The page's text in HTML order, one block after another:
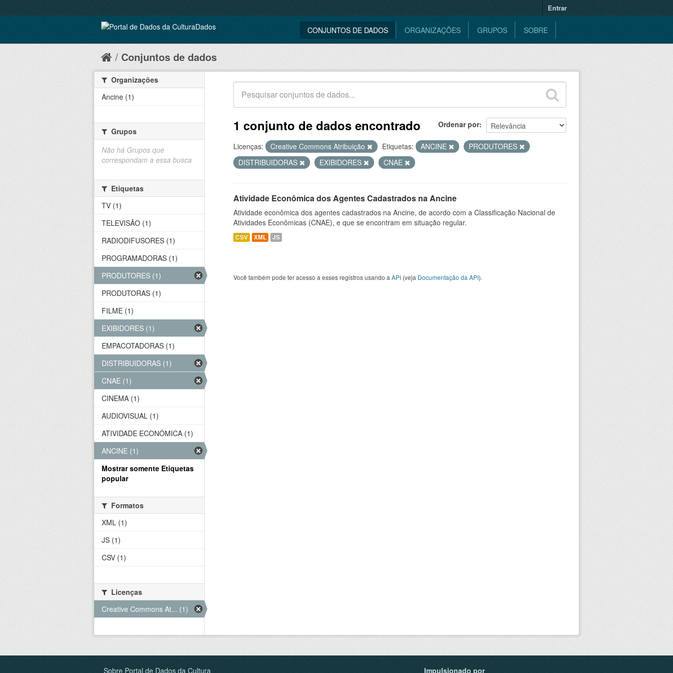
Entrar
CONJUNTOS DE DADOS ORGANIZAÇÕES GRUPOS SOBRE
Conjuntos de dados
Ordenar por
1 conjunto de dados encontrado
Licenças: Creative Commons Atribuição Etiquetas: ANCINE
PRODUTORES
DISTRIBUIDORAS
EXIBIDORES CNAE
Atividade Econômica dos Agentes Cadastrados na Ancine
Atividade econômica dos agentes cadastrados na Ancine, de acordo com a Classificação Nacional de
Atividades Econômicas (CNAE), e que se encontram em situação regular.
CSV XML JS
Você também pode ter acesso a esses registros usando a API (veja Documentação da API).
Organizações
Ancine (1)
Grupos
Não há Grupos que
correspondam a essa busca
Etiquetas
TV (1)
TELEVISÃO (1)
RADIODIFUSORES (1)
PROGRAMADORAS (1)
PRODUTORES (1)
PRODUTORAS (1)
FILME (1)
EXIBIDORES (1)
EMPACOTADORAS (1)
DISTRIBUIDORAS (1)
CNAE (1)
CINEMA (1)
AUDIOVISUAL (1)
ATIVIDADE ECONÔMICA (1)
ANCINE (1)
Mostrar somente Etiquetas
popular
Formatos
XML (1)
JS (1)
CSV (1)
Licenças
Creative Commons At... (1)
Sobre Portal de Dados da Cultura Impulsionado por